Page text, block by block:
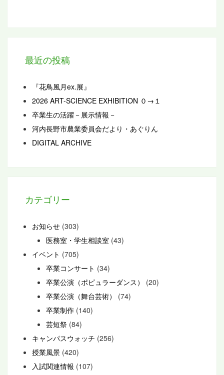
最近の投稿
『花鳥風月ex.展』
2026 ART-SCIENCE EXHIBITION ０→１
卒業生の活躍－展示情報－
河内長野市農業委員会だより・あぐりん
DIGITAL ARCHIVE
カテゴリー
お知らせ (303)
医務室・学生相談室 (43)
イベント (705)
卒業コンサート (34)
卒業公演（ポピュラーダンス）
(20)
卒業公演（舞台芸術）
(74)
卒業制作 (140)
芸短祭 (84)
キャンパスウォッチ (256)
授業風景 (420)
入試関連情報 (107)